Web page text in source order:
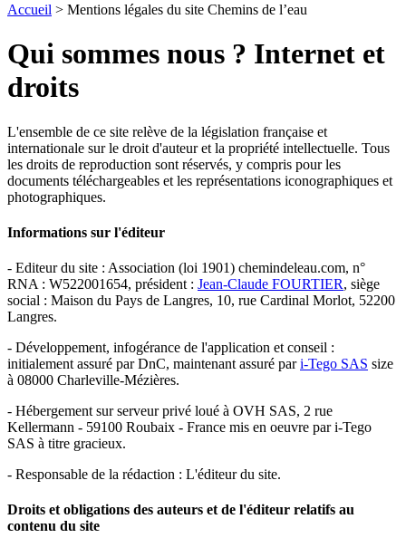
Accueil > Mentions légales du site Chemins de l’eau
Qui sommes nous ? Internet et
droits
L'ensemble de ce site relève de la législation française et
internationale sur le droit d'auteur et la propriété intellectuelle. Tous
les droits de reproduction sont réservés, y compris pour les
documents téléchargeables et les représentations iconographiques et
photographiques.
Informations sur l'éditeur
- Editeur du site : Association (loi 1901) chemindeleau.com, n°
RNA : W522001654, président : Jean-Claude FOURTIER, siège
social : Maison du Pays de Langres, 10, rue Cardinal Morlot, 52200
Langres.
- Développement, infogérance de l'application et conseil :
initialement assuré par DnC, maintenant assuré pari-Tego SAS size
à 08000 Charleville-Mézières.
- Hébergement sur serveur privé loué à OVH SAS, 2 rue
Kellermann - 59100 Roubaix - France mis en oeuvre par i-Tego
SAS à titre gracieux.
- Responsable de la rédaction : L'éditeur du site.
Droits et obligations des auteurs et de l'éditeur relatifs au
contenu du site